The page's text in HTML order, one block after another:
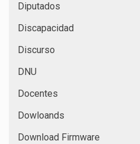
Diputados
Discapacidad
Discurso
DNU
Docentes
Dowloands
Download Firmware